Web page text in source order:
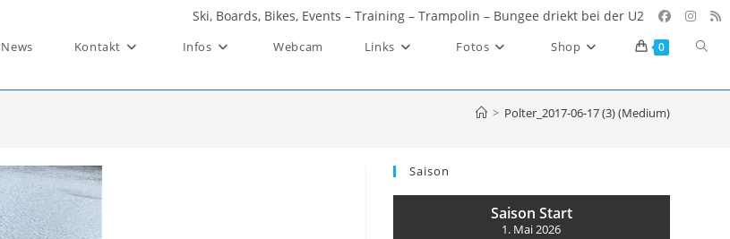
Ski, Boards, Bikes, Events – Training – Trampolin – Bungee driekt bei der U2
News Kontakt Infos Webcam Links Fotos Shop 0
> Polter_2017-06-17 (3) (Medium)
Saison
Saison Start
1. Mai 2026